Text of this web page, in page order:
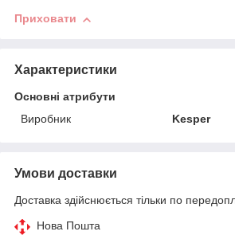
Приховати
Характеристики
Основні атрибути
Виробник
Kesper
Умови доставки
Доставка здійснюється тільки по
Нова Пошта